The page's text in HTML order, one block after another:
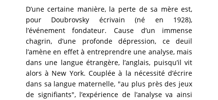
D’une certaine manière, la perte de sa mère est,
pour Doubrovsky écrivain (né en 1928),
l’événement fondateur. Cause d’un immense
chagrin, d’une profonde dépression, ce deuil
l’amène en effet à entreprendre une analyse, mais
dans une langue étrangère, l’anglais, puisqu’il vit
alors à New York. Couplée à la nécessité d’écrire
dans sa langue maternelle, "au plus près des jeux
de signifiants", l’expérience de l’analyse va ainsi